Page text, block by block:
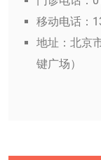
移动电话：
地址：北京
键广场）